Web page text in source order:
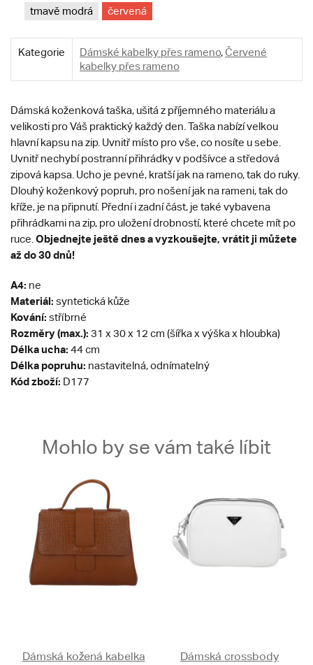
tmavě modrá červená
Kategorie Dámské kabelky přes rameno,Červené
kabelky přes rameno
Dámská koženková taška, ušitá z příjemného materiálu a
velikosti pro Váš praktický každý den. Taška nabízí velkou
hlavní kapsu na zip. Uvnitř místo pro vše, co nosíte u sebe.
Uvnitř nechybí postranní přihrádky v podšívce a středová
zipová kapsa. Ucho je pevné, kratší jak na rameno, tak do ruky.
Dlouhý koženkový popruh, pro nošení jak na rameni, tak do
kříže, je na připnutí. Přední i zadní část, je také vybavena
přihrádkami na zip, pro uložení drobností, které chcete mít po
ruce. Objednejte ještě dnes a vyzkoušejte, vrátit ji můžete
až do 30 dnů!
A4: ne
Materiál: syntetická kůže
Kování: stříbrné
Rozměry (max.): 31 x 30 x 12 cm (šířka x výška x hloubka)
Délka ucha: 44 cm
Délka popruhu: nastavitelná, odnímatelný
Kód zboží: D177
Mohlo by se vám také líbit
Dámská kožená kabelka
Dámská crossbody